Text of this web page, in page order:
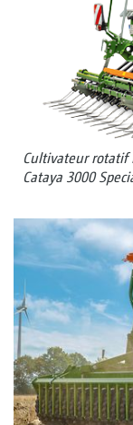
Cultivateur rotatif
Cataya 3000